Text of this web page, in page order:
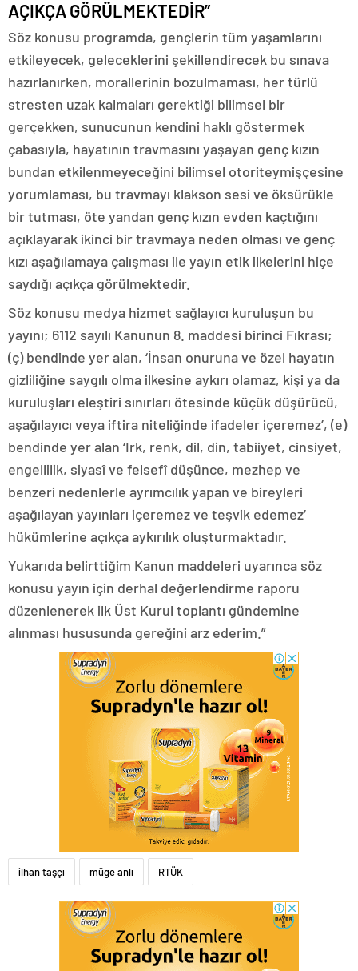
AÇIKÇA GÖRÜLMEKTEDİR”
Söz konusu programda, gençlerin tüm yaşamlarını
etkileyecek, geleceklerini şekillendirecek bu sınava
hazırlanırken, morallerinin bozulmaması, her türlü
stresten uzak kalmaları gerektiği bilimsel bir
gerçekken, sunucunun kendini haklı göstermek
çabasıyla, hayatının travmasını yaşayan genç kızın
bundan etkilenmeyeceğini bilimsel otoriteymişçesine
yorumlaması, bu travmayı klakson sesi ve öksürükle
bir tutması, öte yandan genç kızın evden kaçtığını
açıklayarak ikinci bir travmaya neden olması ve genç
kızı aşağılamaya çalışması ile yayın etik ilkelerini hiçe
saydığı açıkça görülmektedir.
Söz konusu medya hizmet sağlayıcı kuruluşun bu
yayını; 6112 sayılı Kanunun 8. maddesi birinci Fıkrası;
(ç) bendinde yer alan, ‘İnsan onuruna ve özel hayatın
gizliliğine saygılı olma ilkesine aykırı olamaz, kişi ya da
kuruluşları eleştiri sınırları ötesinde küçük düşürücü,
aşağılayıcı veya iftira niteliğinde ifadeler içeremez’, (e)
bendinde yer alan ‘Irk, renk, dil, din, tabiiyet, cinsiyet,
engellilik, siyasî ve felsefî düşünce, mezhep ve
benzeri nedenlerle ayrımcılık yapan ve bireyleri
aşağılayan yayınları içeremez ve teşvik edemez’
hükümlerine açıkça aykırılık oluşturmaktadır.
Yukarıda belirttiğim Kanun maddeleri uyarınca söz
konusu yayın için derhal değerlendirme raporu
düzenlenerek ilk Üst Kurul toplantı gündemine
alınması hususunda gereğini arz ederim.”
ilhan taşçı müge anlı RTÜK